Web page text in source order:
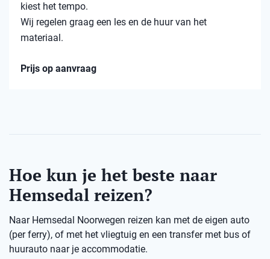
kiest het tempo.
Wij regelen graag een les en de huur van het
materiaal.
Prijs op aanvraag
Hoe kun je het beste naar
Hemsedal reizen?
Naar Hemsedal Noorwegen reizen kan met de eigen auto
(per ferry), of met het vliegtuig en een transfer met bus of
huurauto naar je accommodatie.